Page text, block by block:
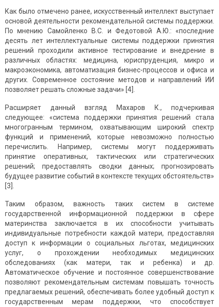
Как было отмечено ранее, искусственный интеллект выступает
основой деятельности рекомендательной системы поддержки.
По мнению Самойленко В.С. и Федотовой А.Ю.: «последние
десять лет интеллектуальные системы поддержки принятия
решений проходили активное тестирование и внедрение в
различных областях: медицина, юриспруденция, микро и
макроэкономика, автоматизация бизнес-процессов и офиса и
других. Современное состояние методов и направлений ИИ
позволяет решать сложные задачи» [4].
Расширяет данный взгляд Махаров К., подчеркивая
следующее: «система поддержки принятия решений стала
многогранным термином, охватывающим широкий спектр
функций и применений, которые невозможно полностью
перечислить. Например, системы могут поддерживать
принятие оперативных, тактических или стратегических
решений; предоставлять сводки данных; прогнозировать
будущее развитие событий в контексте текущих обстоятельств»
[3].
Таким образом, важность таких систем в системе
государственной информационной поддержки в сфере
материнства заключается в их способности учитывать
индивидуальные потребности каждой матери, предоставляя
доступ к информации о социальных льготах, медицинских
услуг, о прохождении необходимых медицинских
обследованиях (как матери, так и ребенка) и др.
Автоматическое обучение и постоянное совершенствование
позволяют рекомендательным системам повышать точность
предлагаемых решений, обеспечивать более удобный доступ к
государственным мерам поддержки, что способствует